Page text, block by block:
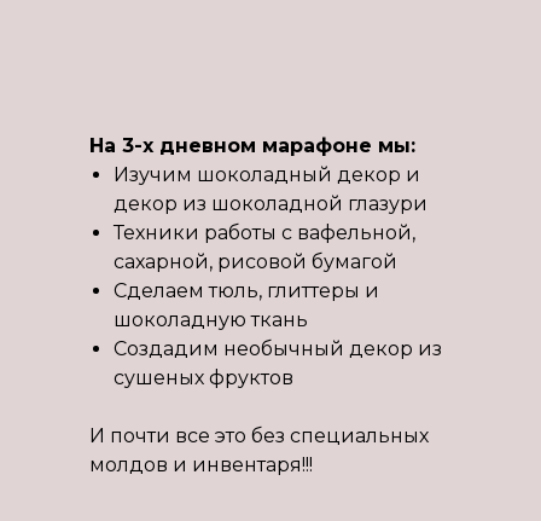
На 3-х дневном марафоне мы:
Изучим шоколадный декор и
декор из шоколадной глазури
Техники работы с вафельной,
сахарной, рисовой бумагой
Сделаем тюль, глиттеры и
шоколадную ткань
Создадим необычный декор из
сушеных фруктов
И почти все это без специальных
молдов и инвентаря!!!